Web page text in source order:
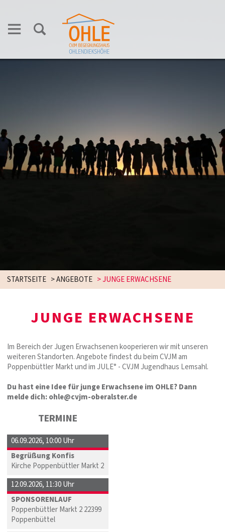
STARTSEITE >ANGEBOTE >JUNGE ERWACHSENE
JUNGE ERWACHSENE
Im Bereich der Jugen Erwachsenen kooperieren wir mit unseren
weiteren Standorten. Angebote findest du beim CVJM am
Poppenbüttler Markt und im JULE° - CVJM Jugendhaus Lemsahl.
Du hast eine Idee für junge Erwachsene im OHLE? Dann
melde dich: ohle@cvjm-oberalster.de
TERMINE
06.09.2026, 10:00 Uhr
Begrüßung Konfis
Kirche Poppenbüttler Markt 2
12.09.2026, 11:30 Uhr
SPONSORENLAUF
Poppenbüttler Markt 2 22399
Poppenbüttel